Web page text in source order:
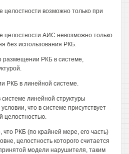
целостности возможно только при
целостности АИС невозможно только
без использования РКБ.
размещении РКБ в системе,
РКБ в линейной системе.
линейной структуры
что в системе присутствует
целостностью.
что РКБ (по крайней мере, его часть)
целостность которого считается
модели нарушителя, таким